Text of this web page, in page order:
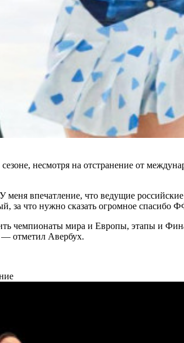
несмотря на отстранение от
впечатление, что ведущие
за что нужно сказать огромное спасибо
чемпионаты мира и Европы, этапы и
— отметил Авербух.